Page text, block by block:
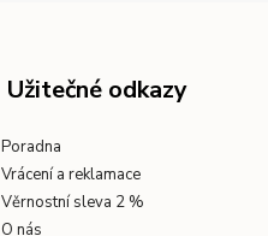
Užitečné odkazy
Poradna
Vrácení a reklamace
Věrnostní sleva 2 %
O nás